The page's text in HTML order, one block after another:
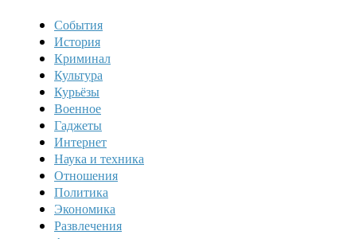
События
История
Криминал
Культура
Курьёзы
Военное
Гаджеты
Интернет
Наука и техника
Отношения
Политика
Экономика
Развлечения